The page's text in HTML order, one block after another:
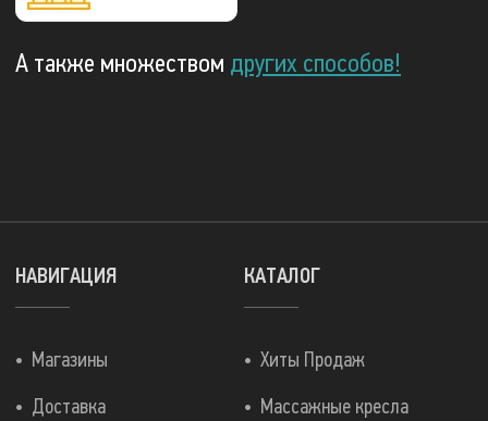
А также множеством других способов!
КАТАЛОГ
Хиты Продаж
Массажные кресла
НАВИГАЦИЯ
Магазины
Доставка